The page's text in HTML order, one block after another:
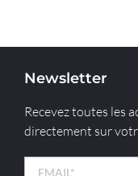
Newsletter
Recevez toutes les
directement sur